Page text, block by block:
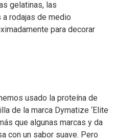
gelatinas, las
rodajas de medio
para decorar
usado la proteína de
de la marca Dymatize ‘Elite
que algunas marcas y da
con un sabor suave. Pero